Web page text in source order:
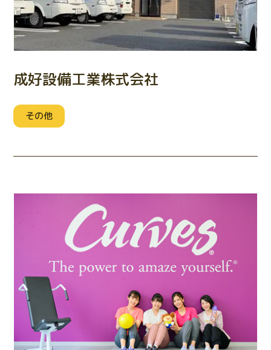
成好設備工業株式会社
その他